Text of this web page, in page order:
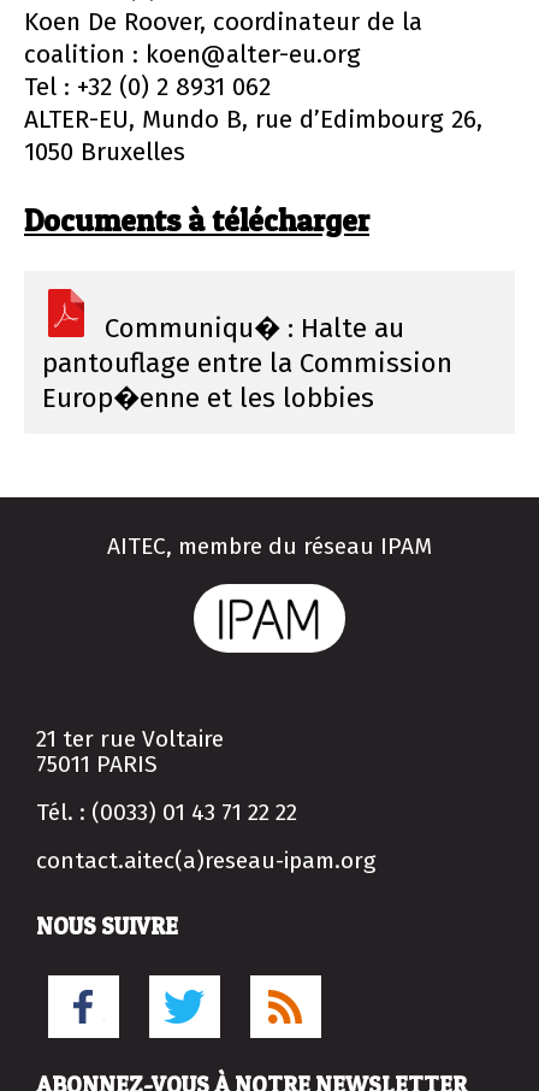
Koen De Roover, coordinateur de la
coalition : koen@alter-eu.org
Tel : +32 (0) 2 8931 062
ALTER-EU, Mundo B, rue d’Edimbourg 26,
1050 Bruxelles
Documents à télécharger
Communiqu� : Halte au
pantouflage entre la Commission
Europ�enne et les lobbies
AITEC, membre du réseau IPAM
21 ter rue Voltaire
75011 PARIS
Tél. : (0033) 01 43 71 22 22
contact.aitec(a)reseau-ipam.org
NOUS SUIVRE
ABONNEZ-VOUS À NOTRE NEWSLETTER